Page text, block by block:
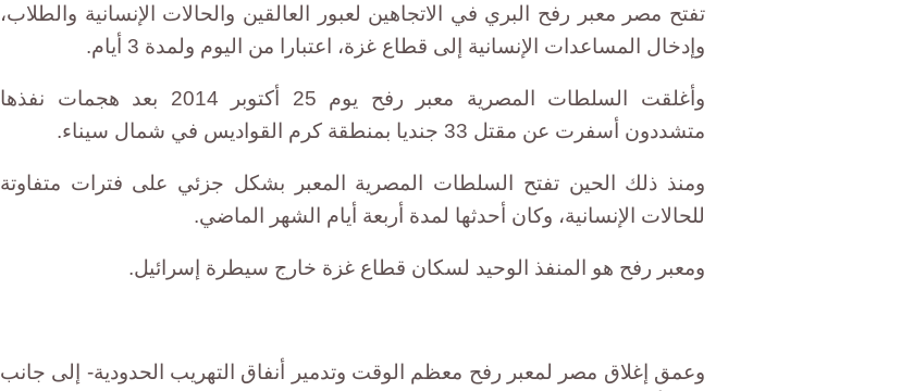
تفتح مصر معبر رفح البري في الاتجاهين لعبور العالقين والحالات الإنسانية والطلاب،
وإدخال المساعدات الإنسانية إلى قطاع غزة، اعتبارا من اليوم ولمدة 3 أيام.
وأغلقت السلطات المصرية معبر رفح يوم 25 أكتوبر 2014 بعد هجمات نفذها
متشددون أسفرت عن مقتل 33 جنديا بمنطقة كرم القواديس في شمال سيناء.
ومنذ ذلك الحين تفتح السلطات المصرية المعبر بشكل جزئي على فترات متفاوتة
للحالات الإنسانية، وكان أحدثها لمدة أربعة أيام الشهر الماضي.
ومعبر رفح هو المنفذ الوحيد لسكان قطاع غزة خارج سيطرة إسرائيل.
وعمق إغلاق مصر لمعبر رفح معظم الوقت وتدمير أنفاق التهريب الحدودية- إلى جانب